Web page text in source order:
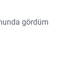
gördüm